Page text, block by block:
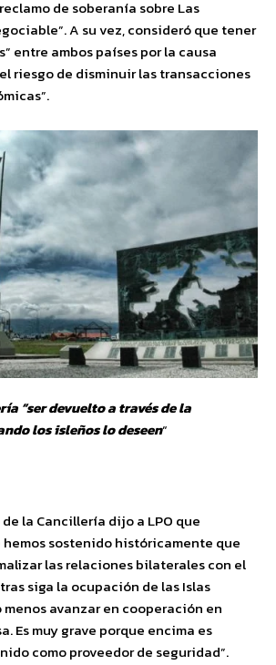
de soberanía sobre Las
A su vez, consideró que tener
entre ambos países por la causa
riesgo de disminuir las transacciones
“ser devuelto a través de la
los isleños lo deseen“
la Cancillería dijo a LPO que
hemos sostenido históricamente que
las relaciones bilaterales con el
siga la ocupación de las Islas
menos avanzar en cooperación en
Es muy grave porque encima es
como proveedor de seguridad”.